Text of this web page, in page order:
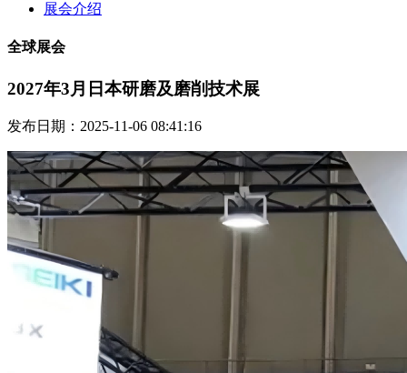
展会介绍
全球展会
2027年3月日本研磨及磨削技术展
发布日期：2025-11-06 08:41:16